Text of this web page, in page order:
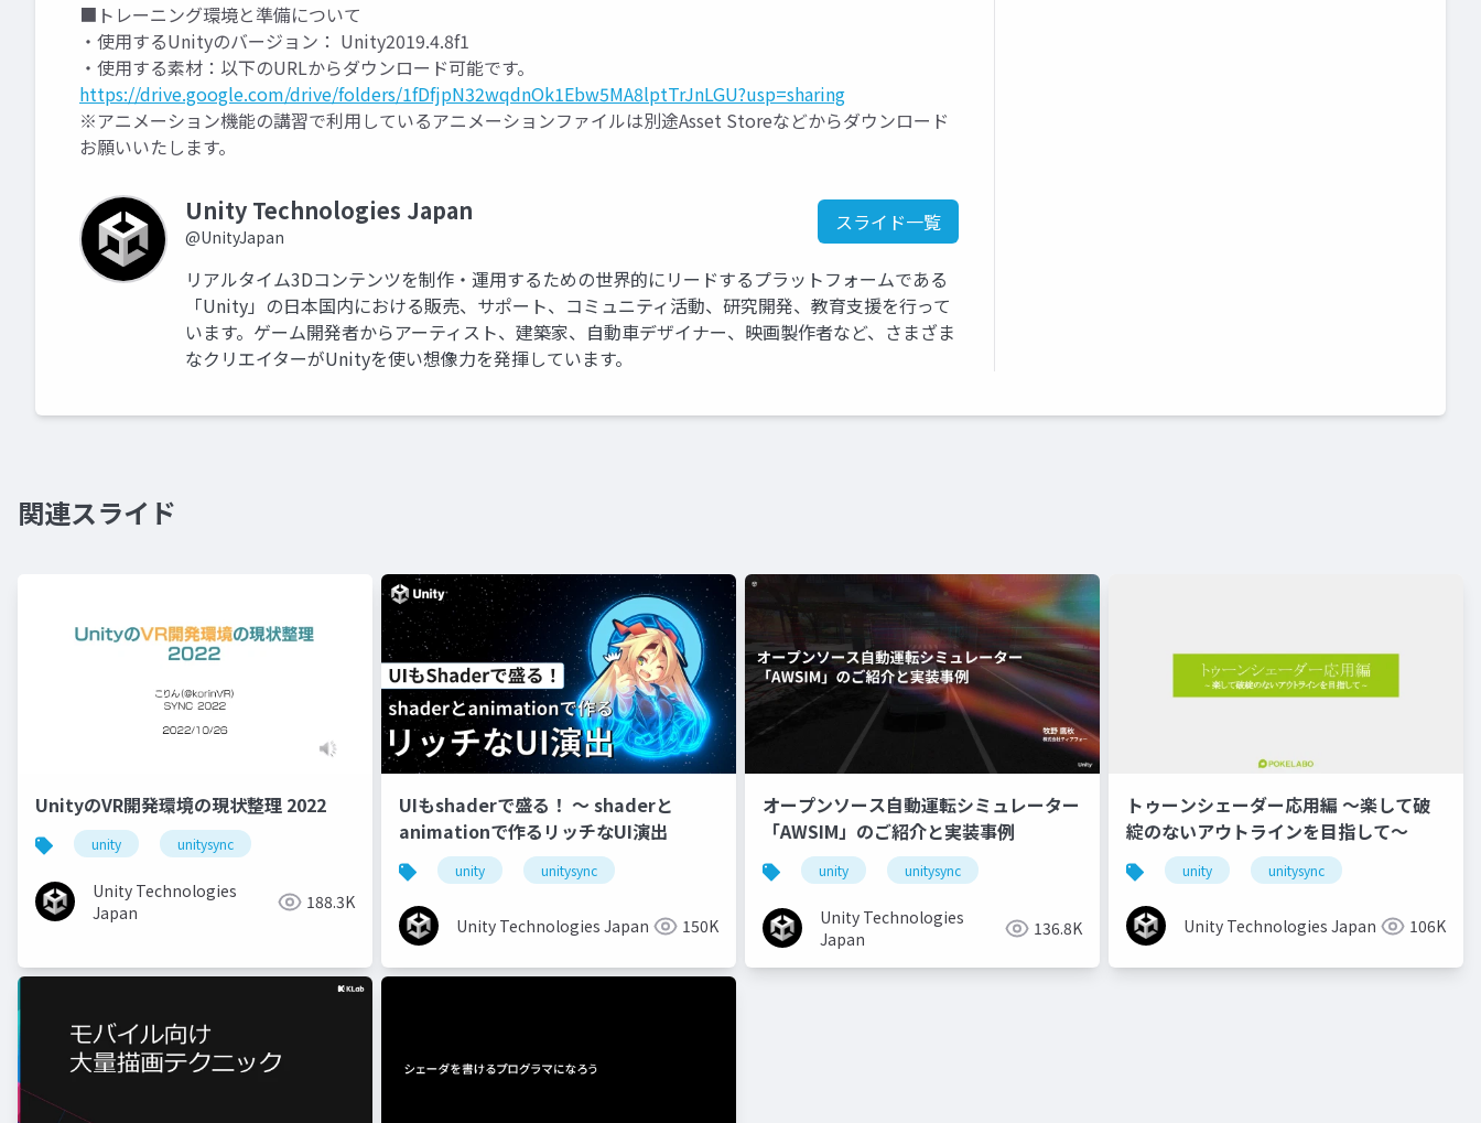
■トレーニング環境と準備について
・使用するUnityのバージョン： Unity2019.4.8f1
・使用する素材：以下のURLからダウンロード可能です。
https://drive.google.com/drive/folders/1fDfjpN32wqdnOk1Ebw5MA8lptTrJnLGU?usp=sharing
※アニメーション機能の講習で利用しているアニメーションファイルは別途Asset Storeなどからダウンロード
お願いいたします。
Unity Technologies Japan
@UnityJapan
スライド一覧
リアルタイム3Dコンテンツを制作・運用するための世界的にリードするプラットフォームである
「Unity」の日本国内における販売、サポート、コミュニティ活動、研究開発、教育支援を行って
います。ゲーム開発者からアーティスト、建築家、自動車デザイナー、映画製作者など、さまざま
なクリエイターがUnityを使い想像力を発揮しています。
関連スライド
UnityのVR開発環境の現状整理 2022
unity unitysync
Unity Technologies
Japan
188.3K
UIもshaderで盛る！ 〜 shaderと
animationで作るリッチなUI演出
unity unitysync
Unity Technologies Japan 150K
オープンソース自動運転シミュレーター
「AWSIM」のご紹介と実装事例
unity unitysync
Unity Technologies
Japan
136.8K
トゥーンシェーダー応用編 ～楽して破
綻のないアウトラインを目指して～
unity unitysync
Unity Technologies Japan 106K